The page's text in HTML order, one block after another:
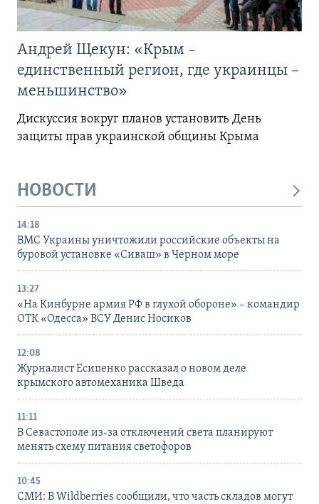
Андрей Щекун: «Крым –
единственный регион, где украинцы –
меньшинство»
Дискуссия вокруг планов установить День
защиты прав украинской общины Крыма
НОВОСТИ
14:18
ВМС Украины уничтожили российские объекты на
буровой установке «Сиваш» в Черном море
13:27
«На Кинбурне армия РФ в глухой обороне» – командир
ОТК «Одесса» ВСУ Денис Носиков
12:08
Журналист Есипенко рассказал о новом деле
крымского автомеханика Шведа
11:11
В Севастополе из-за отключений света планируют
менять схему питания светофоров
10:45
СМИ: В Wildberries сообщили, что часть складов могут